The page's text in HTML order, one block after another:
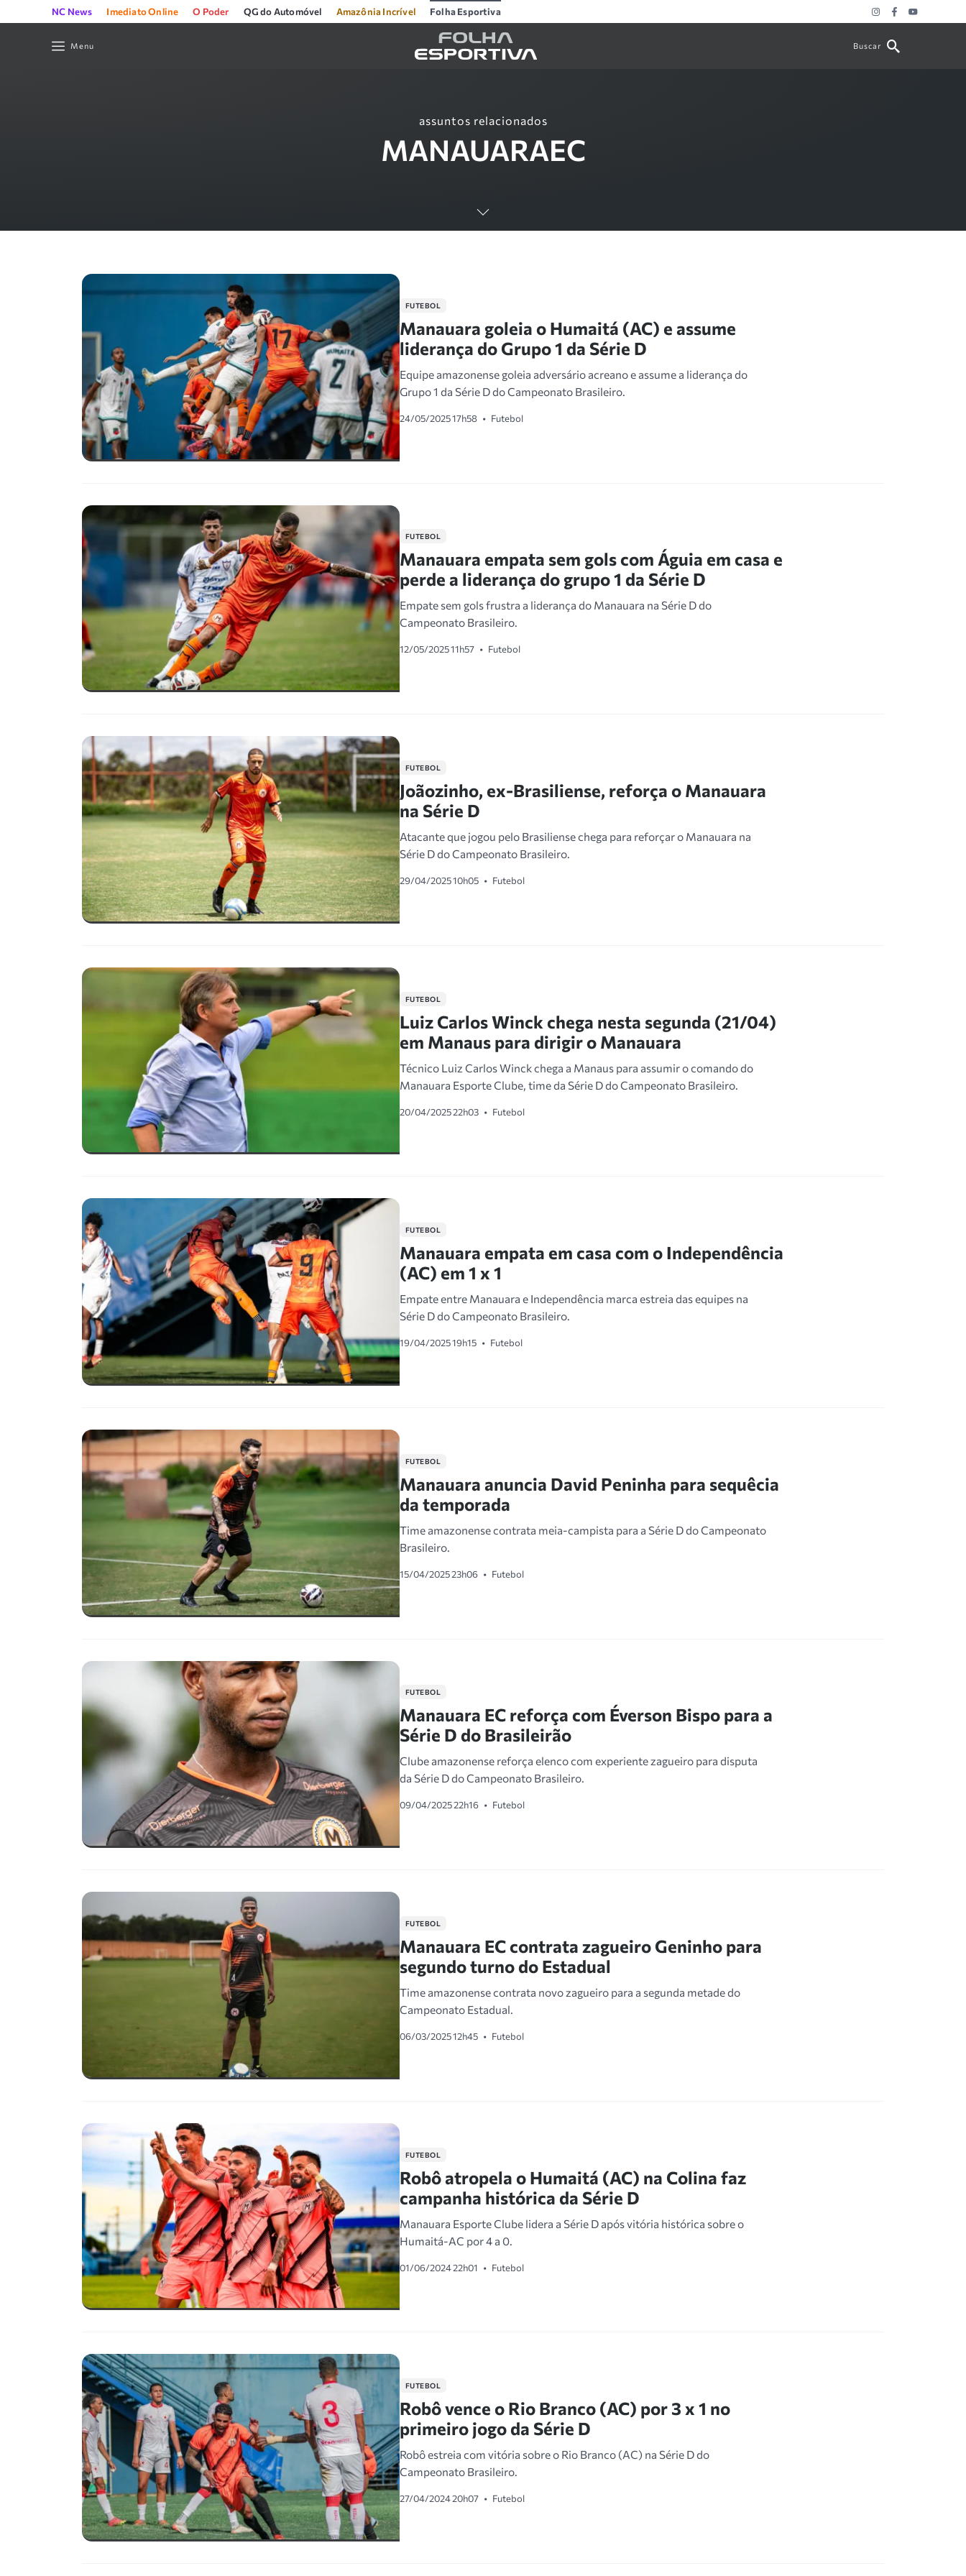
NC News Imediato Online O Poder QG do Automóvel Amazônia Incrível Folha Esportiva
Menu Buscar
assuntos relacionados
MANAUARAEC
FUTEBOL
Manauara goleia o Humaitá (AC) e assume
liderança do Grupo 1 da Série D
Equipe amazonense goleia adversário acreano e assume a liderança do
Grupo 1 da Série D do Campeonato Brasileiro.
24/05/2025 17h58 • Futebol
FUTEBOL
Manauara empata sem gols com Águia em casa e
perde a liderança do grupo 1 da Série D
Empate sem gols frustra a liderança do Manauara na Série D do
Campeonato Brasileiro.
12/05/2025 11h57 • Futebol
FUTEBOL
Joãozinho, ex-Brasiliense, reforça o Manauara
na Série D
Atacante que jogou pelo Brasiliense chega para reforçar o Manauara na
Série D do Campeonato Brasileiro.
29/04/2025 10h05 • Futebol
FUTEBOL
Luiz Carlos Winck chega nesta segunda (21/04)
em Manaus para dirigir o Manauara
Técnico Luiz Carlos Winck chega a Manaus para assumir o comando do
Manauara Esporte Clube, time da Série D do Campeonato Brasileiro.
20/04/2025 22h03 • Futebol
FUTEBOL
Manauara empata em casa com o Independência
(AC) em 1 x 1
Empate entre Manauara e Independência marca estreia das equipes na
Série D do Campeonato Brasileiro.
19/04/2025 19h15 • Futebol
FUTEBOL
Manauara anuncia David Peninha para sequêcia
da temporada
Time amazonense contrata meia-campista para a Série D do Campeonato
Brasileiro.
15/04/2025 23h06 • Futebol
FUTEBOL
Manauara EC reforça com Éverson Bispo para a
Série D do Brasileirão
Clube amazonense reforça elenco com experiente zagueiro para disputa
da Série D do Campeonato Brasileiro.
09/04/2025 22h16 • Futebol
FUTEBOL
Manauara EC contrata zagueiro Geninho para
segundo turno do Estadual
Time amazonense contrata novo zagueiro para a segunda metade do
Campeonato Estadual.
06/03/2025 12h45 • Futebol
FUTEBOL
Robô atropela o Humaitá (AC) na Colina faz
campanha histórica da Série D
Manauara Esporte Clube lidera a Série D após vitória histórica sobre o
Humaitá-AC por 4 a 0.
01/06/2024 22h01 • Futebol
FUTEBOL
Robô vence o Rio Branco (AC) por 3 x 1 no
primeiro jogo da Série D
Robô estreia com vitória sobre o Rio Branco (AC) na Série D do
Campeonato Brasileiro.
27/04/2024 20h07 • Futebol